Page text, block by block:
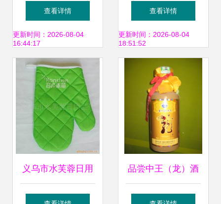
特包 潮流便携首选
查看详情
更新时间：2026-08-04
16:44:17
探寻 淘特为何跳出
低价内卷，专注低
绝对值化的日用杂
品
查看详情
更新时间：2026-08-04
18:51:52
义乌市水芙蓉日用
品厂 品质生活的温
品尝中王（龙）酒
酱香名门的选择之